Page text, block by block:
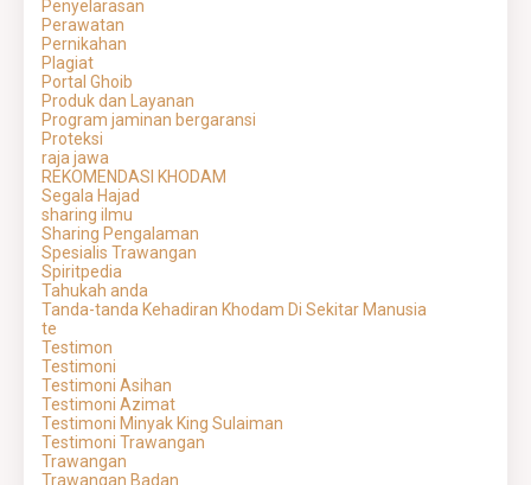
Penyelarasan
Perawatan
Pernikahan
Plagiat
Portal Ghoib
Produk dan Layanan
Program jaminan bergaransi
Proteksi
raja jawa
REKOMENDASI KHODAM
Segala Hajad
sharing ilmu
Sharing Pengalaman
Spesialis Trawangan
Spiritpedia
Tahukah anda
Tanda-tanda Kehadiran Khodam Di Sekitar Manusia
te
Testimon
Testimoni
Testimoni Asihan
Testimoni Azimat
Testimoni Minyak King Sulaiman
Testimoni Trawangan
Trawangan
Trawangan Badan